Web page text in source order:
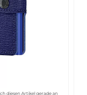
diesen Artikel gerade an